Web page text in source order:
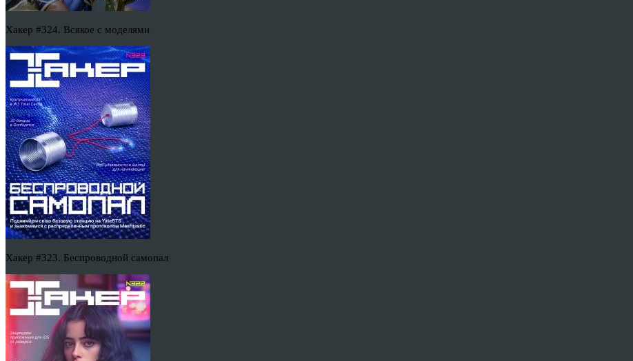
Хакер #324. Всякое с моделями
Хакер #323. Беспроводной самопал